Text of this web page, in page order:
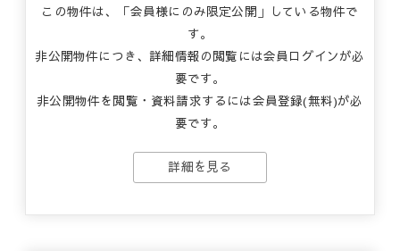
この物件は、「会員様にのみ限定公開」している物件で
す。
非公開物件につき、詳細情報の閲覧には会員ログインが必
要です。
非公開物件を閲覧・資料請求するには会員登録(無料)が必
要です。
詳細を見る